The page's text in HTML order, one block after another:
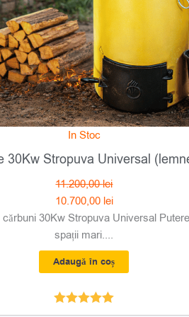
In Stoc
30Kw Stropuva Universal
11.200,00lei
10.700,00 lei
cărbuni 30Kw Stropuva Universal
spații mari....
Adaugă în coș
Evaluat la